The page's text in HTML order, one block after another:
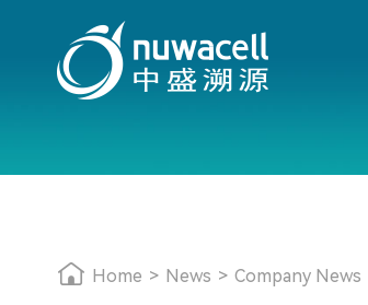
Home > News > Company News